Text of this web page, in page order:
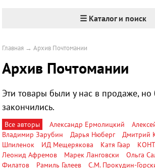
☰ Каталог и поиск
Главная →Архив Почтомании
Архив Почтомании
Эти товары были у нас в продаже, но
закончились.
Все авторы Александр Ермолицкий
Владимир Зарубин
Дарья Нюберг Дмитрий
Шпиленок
ИД Мещерякова Катя Гаар
Леонид Афремов
Марек Ланговски Ольга
Филатов
Рамиль Галеев С.М. Прокудин-